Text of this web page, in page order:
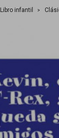
Libro infantil